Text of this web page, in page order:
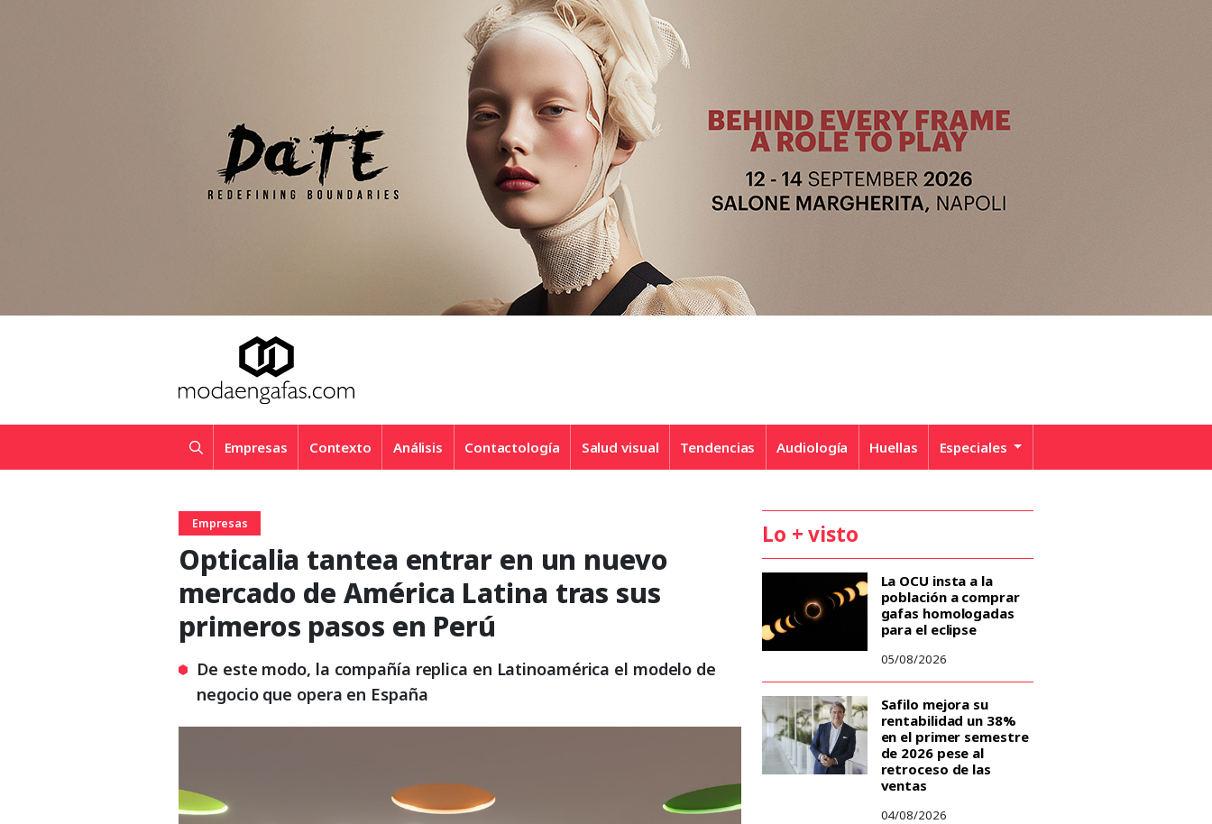
Empresas Contexto Análisis Contactología Salud visual Tendencias Audiología Huellas Especiales
Empresas
Opticalia tantea entrar en un nuevo
mercado de América Latina tras sus
primeros pasos en Perú
De este modo, la compañía replica en Latinoamérica el modelo de
negocio que opera en España
Lo + visto
La OCU insta a la
población a comprar
gafas homologadas
para el eclipse
05/08/2026
Safilo mejora su
rentabilidad un 38%
en el primer semestre
de 2026 pese al
retroceso de las
ventas
04/08/2026